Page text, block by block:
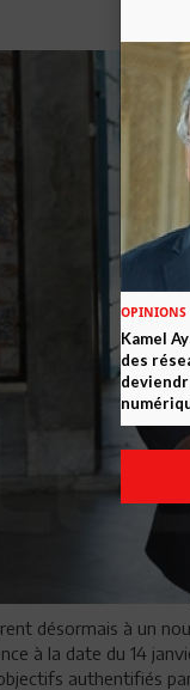
désormais à un
à la date du 14
authentifiés
OPINIONS
Kamel
des